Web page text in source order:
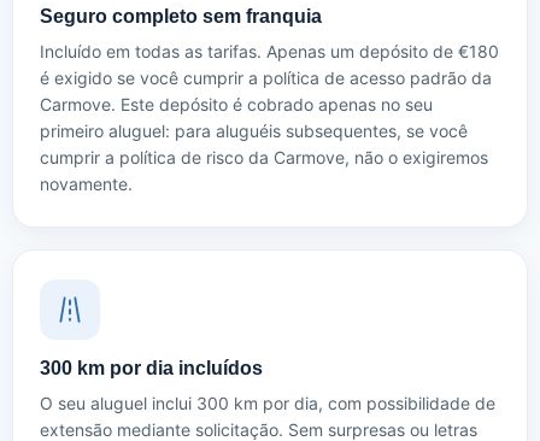
Seguro completo sem franquia
Incluído em todas as tarifas. Apenas um depósito de €180
é exigido se você cumprir a política de acesso padrão da
Carmove. Este depósito é cobrado apenas no seu
primeiro aluguel: para aluguéis subsequentes, se você
cumprir a política de risco da Carmove, não o exigiremos
novamente.
300 km por dia incluídos
O seu aluguel inclui 300 km por dia, com possibilidade de
extensão mediante solicitação. Sem surpresas ou letras